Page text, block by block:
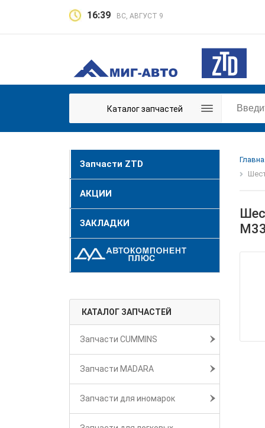
16:39 ВС, АВГУСТ 9
Каталог запчастей
Запчасти ZTD
АКЦИИ
ЗАКЛАДКИ
КАТАЛОГ ЗАПЧАСТЕЙ
Запчасти CUMMINS
Запчасти MADARA
Запчасти для иномарок